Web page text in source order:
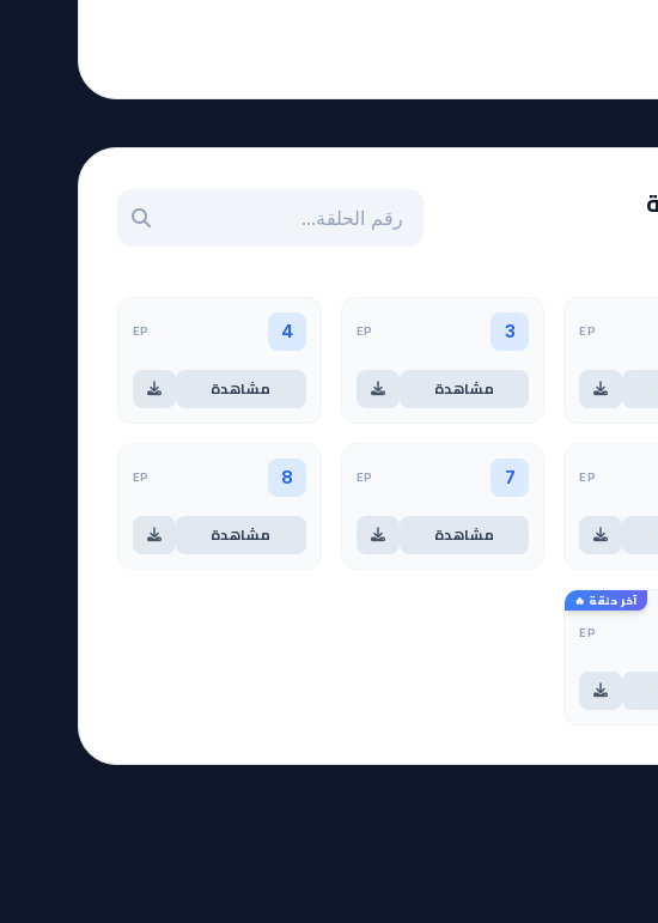
بحث عن حلقة بالرقم
EP
3
EP
مشاهدة
4
EP
مشاهدة
EP
7
EP
مشاهدة
8
EP
مشاهدة
آخر حلقة 🔥
EP